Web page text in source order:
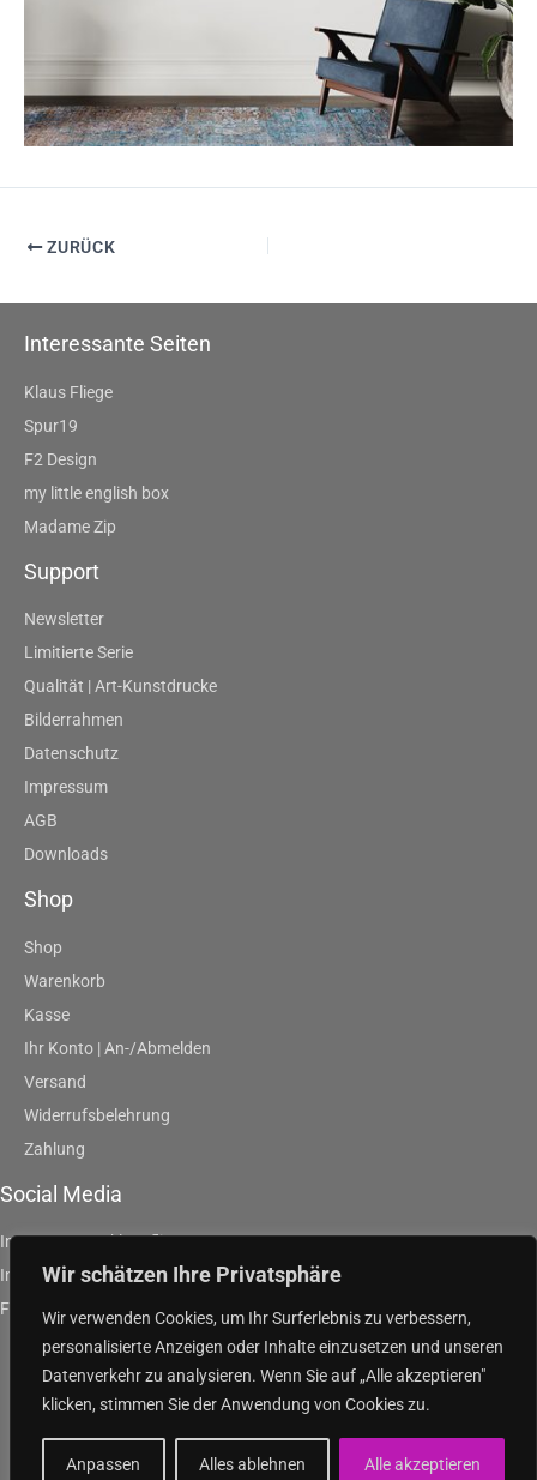
Wir schätzen Ihre Privatsphäre
Wir verwenden Cookies, um Ihr Surferlebnis zu verbessern,
personalisierte Anzeigen oder Inhalte einzusetzen und unseren
Datenverkehr zu analysieren. Wenn Sie auf „Alle akzeptieren"
klicken, stimmen Sie der Anwendung von Cookies zu.
Anpassen Alles ablehnen Alle akzeptieren
ZURÜCK
Interessante Seiten
Klaus Fliege
Spur19
F2 Design
my little english box
Madame Zip
Support
Newsletter
Limitierte Serie
Qualität | Art-Kunstdrucke
Bilderrahmen
Datenschutz
Impressum
AGB
Downloads
Shop
Shop
Warenkorb
Kasse
Ihr Konto | An-/Abmelden
Versand
Widerrufsbelehrung
Zahlung
Social Media
Instagram | artklausfliege
Instagram | artpurpleandgreen
Facebook | Klaus Fliege